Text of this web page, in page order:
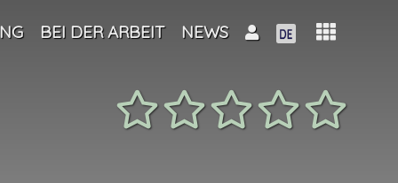
BEI DER ARBEIT NEWS